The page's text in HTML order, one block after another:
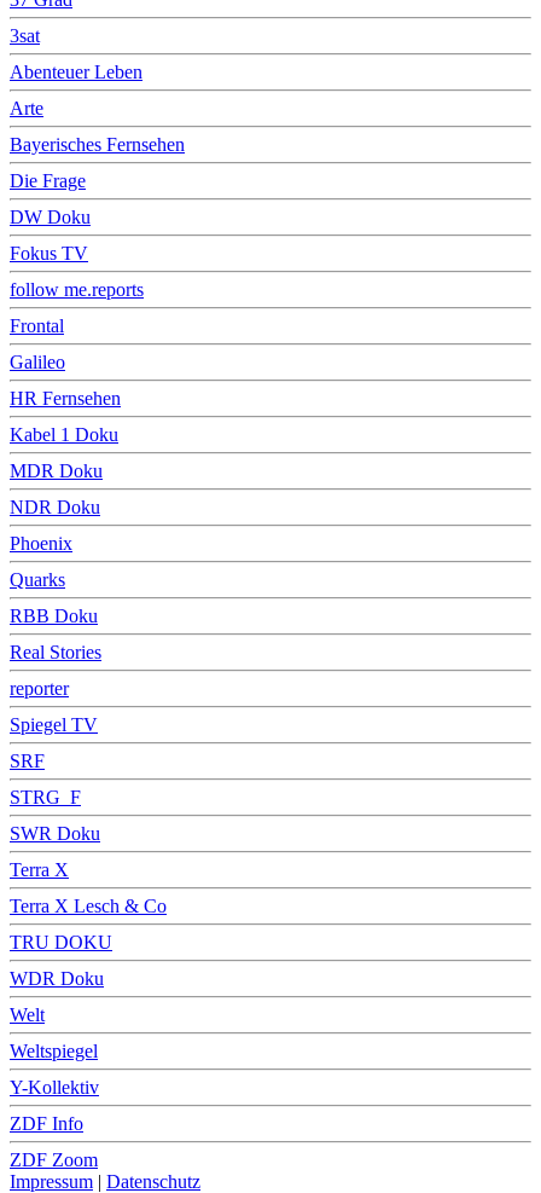
3sat
Abenteuer Leben
Arte
Bayerisches Fernsehen
Die Frage
DW Doku
Fokus TV
follow me.reports
Frontal
Galileo
HR Fernsehen
Kabel 1 Doku
MDR Doku
NDR Doku
Phoenix
Quarks
RBB Doku
Real Stories
reporter
Spiegel TV
SRF
STRG_F
SWR Doku
Terra X
Terra X Lesch & Co
TRU DOKU
WDR Doku
Welt
Weltspiegel
Y-Kollektiv
ZDF Info
ZDF Zoom
Impressum | Datenschutz